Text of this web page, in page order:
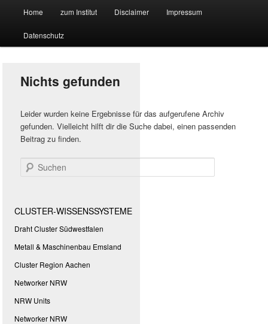
Suchmaschine Forschung und
Technologie
Zum
primären
springen
Zum
sekundären
springen
Home zum Institut Disclaimer Impressum
Datenschutz
Nichts gefunden
Leider wurden keine Ergebnisse für das aufgerufene Archiv
gefunden. Vielleicht hilft dir die Suche dabei, einen passenden
Beitrag zu finden.
Suchen
CLUSTER-WISSENSSYSTEME
Draht Cluster Südwestfalen
Metall & Maschinenbau Emsland
Cluster Region Aachen
Networker NRW
NRW Units
Networker NRW